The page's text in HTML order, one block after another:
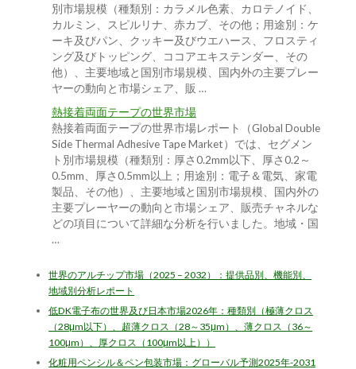
別市場規模（種類別：カラメル色素、カロテノイド、
カルミン、スピルリナ、赤カブ、その他；用途別：ケ
ーキ及びパン、クッキー及びウエハース、フロスティ
ング及びトッピング、ココアエキステンダー、その
他）、主要地域と国別市場規模、国内外の主要プレー
ヤーの動向と市場シェア、販 …
熱接着両面テープの世界市場
熱接着両面テープの世界市場レポート（Global Double
Side Thermal Adhesive Tape Market）では、セグメン
ト別市場規模（種類別：厚さ0.2mm以下、厚さ0.2～
0.5mm、厚さ0.5mm以上；用途別：電子＆電気、家電
製品、その他）、主要地域と国別市場規模、国内外の
主要プレーヤーの動向と市場シェア、販売チャネルな
どの項目について詳細な分析を行いました。地域・国
…
世界のアルチップ市場（2025 – 2032）：提供品別、機能別、
地域別分析レポート
低DK電子布の世界及び日本市場2026年：種類別（極薄クロス
（28μm以下）、超薄クロス（28～35μm）、薄クロス（36～
100μm）、厚クロス（100μm以上））
化粧用ペンシル＆ペン包装市場：グローバル予測2025年-2031